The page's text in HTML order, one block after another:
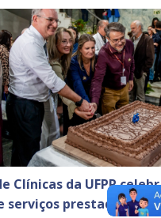
Clínicas da UFPR
serviços prestados à